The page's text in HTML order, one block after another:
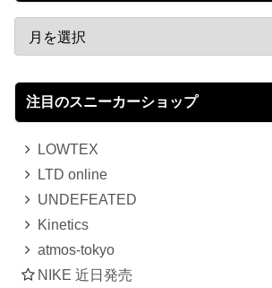
注目のスニーカーショップ
LOWTEX
LTD online
UNDEFEATED
Kinetics
atmos-tokyo
NIKE 近日発売